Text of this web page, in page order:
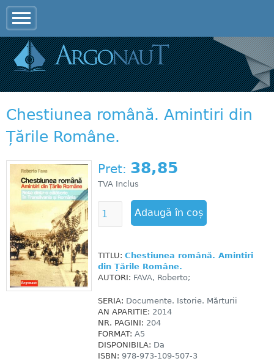
Chestiunea română. Amintiri din
Țările Române.
Pret: 38,85
TVA Inclus
TITLU: Chestiunea română. Amintiri
din Țările Române.
AUTORI: FAVA, Roberto;
SERIA: Documente. Istorie. Mărturii
AN APARITIE: 2014
NR. PAGINI: 204
FORMAT: A5
DISPONIBILA: Da
ISBN: 978-973-109-507-3